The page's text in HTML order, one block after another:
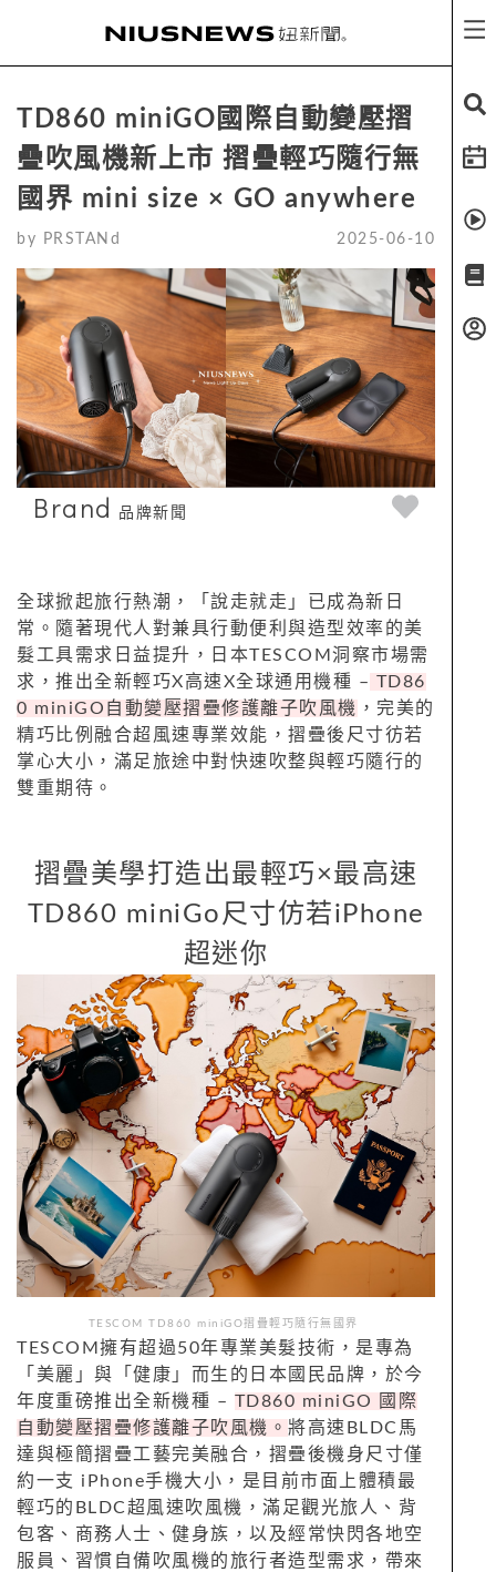
TD860 miniGO國際自動變壓摺
疊吹風機新上市 摺疊輕巧隨行無
國界 mini size × GO anywhere
by PRSTANd 2025-06-10
Brand 品牌新聞
全球掀起旅行熱潮，「說走就走」已成為新日
常。隨著現代人對兼具行動便利與造型效率的美
髮工具需求日益提升，日本TESCOM洞察市場需
求，推出全新輕巧X高速X全球通用機種 – TD86
0 miniGO自動變壓摺疊修護離子吹風機 ，完美的
精巧比例融合超風速專業效能，摺疊後尺寸彷若
掌心大小，滿足旅途中對快速吹整與輕巧隨行的
雙重期待。
摺疊美學打造出最輕巧×最高速
TD860 miniGo尺寸仿若iPhone
超迷你
TESCOM TD860 miniGO摺疊輕巧隨行無國界
TESCOM擁有超過50年專業美髮技術，是專為
「美麗」與「健康」而生的日本國民品牌，於今
年度重磅推出全新機種 – TD860 miniGO 國際
自動變壓摺疊修護離子吹風機。 將高速BLDC馬
達與極簡摺疊工藝完美融合，摺疊後機身尺寸僅
約一支 iPhone手機大小，是目前市面上體積最
輕巧的BLDC超風速吹風機，滿足觀光旅人、背
包客、商務人士、健身族，以及經常快閃各地空
服員、習慣自備吹風機的旅行者造型需求，帶來